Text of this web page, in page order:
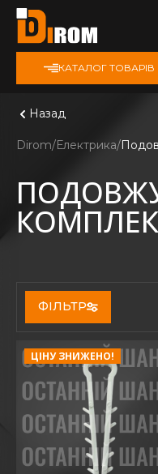
КАТАЛОГ ТОВАРІВ
Назад
Dirom Електрика
ФІЛЬТР
ЦІНУ ЗНИЖЕНО!